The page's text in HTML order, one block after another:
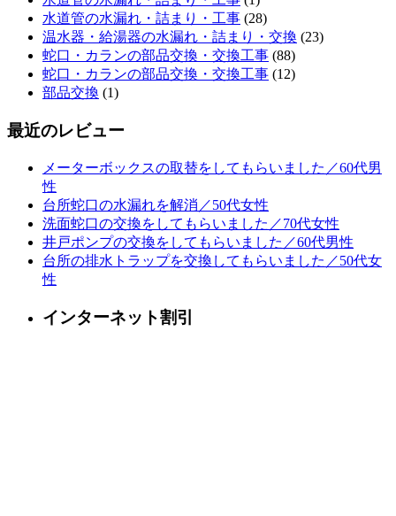
水道管の水漏れ・詰まり・工事 (28)
温水器・給湯器の水漏れ・詰まり・交換 (23)
蛇口・カランの部品交換・交換工事 (88)
蛇口・カランの部品交換・交換工事 (12)
部品交換 (1)
最近のレビュー
メーターボックスの取替をしてもらいました／60代男
性
台所蛇口の水漏れを解消／50代女性
洗面蛇口の交換をしてもらいました／70代女性
井戸ポンプの交換をしてもらいました／60代男性
台所の排水トラップを交換してもらいました／50代女
性
インターネット割引